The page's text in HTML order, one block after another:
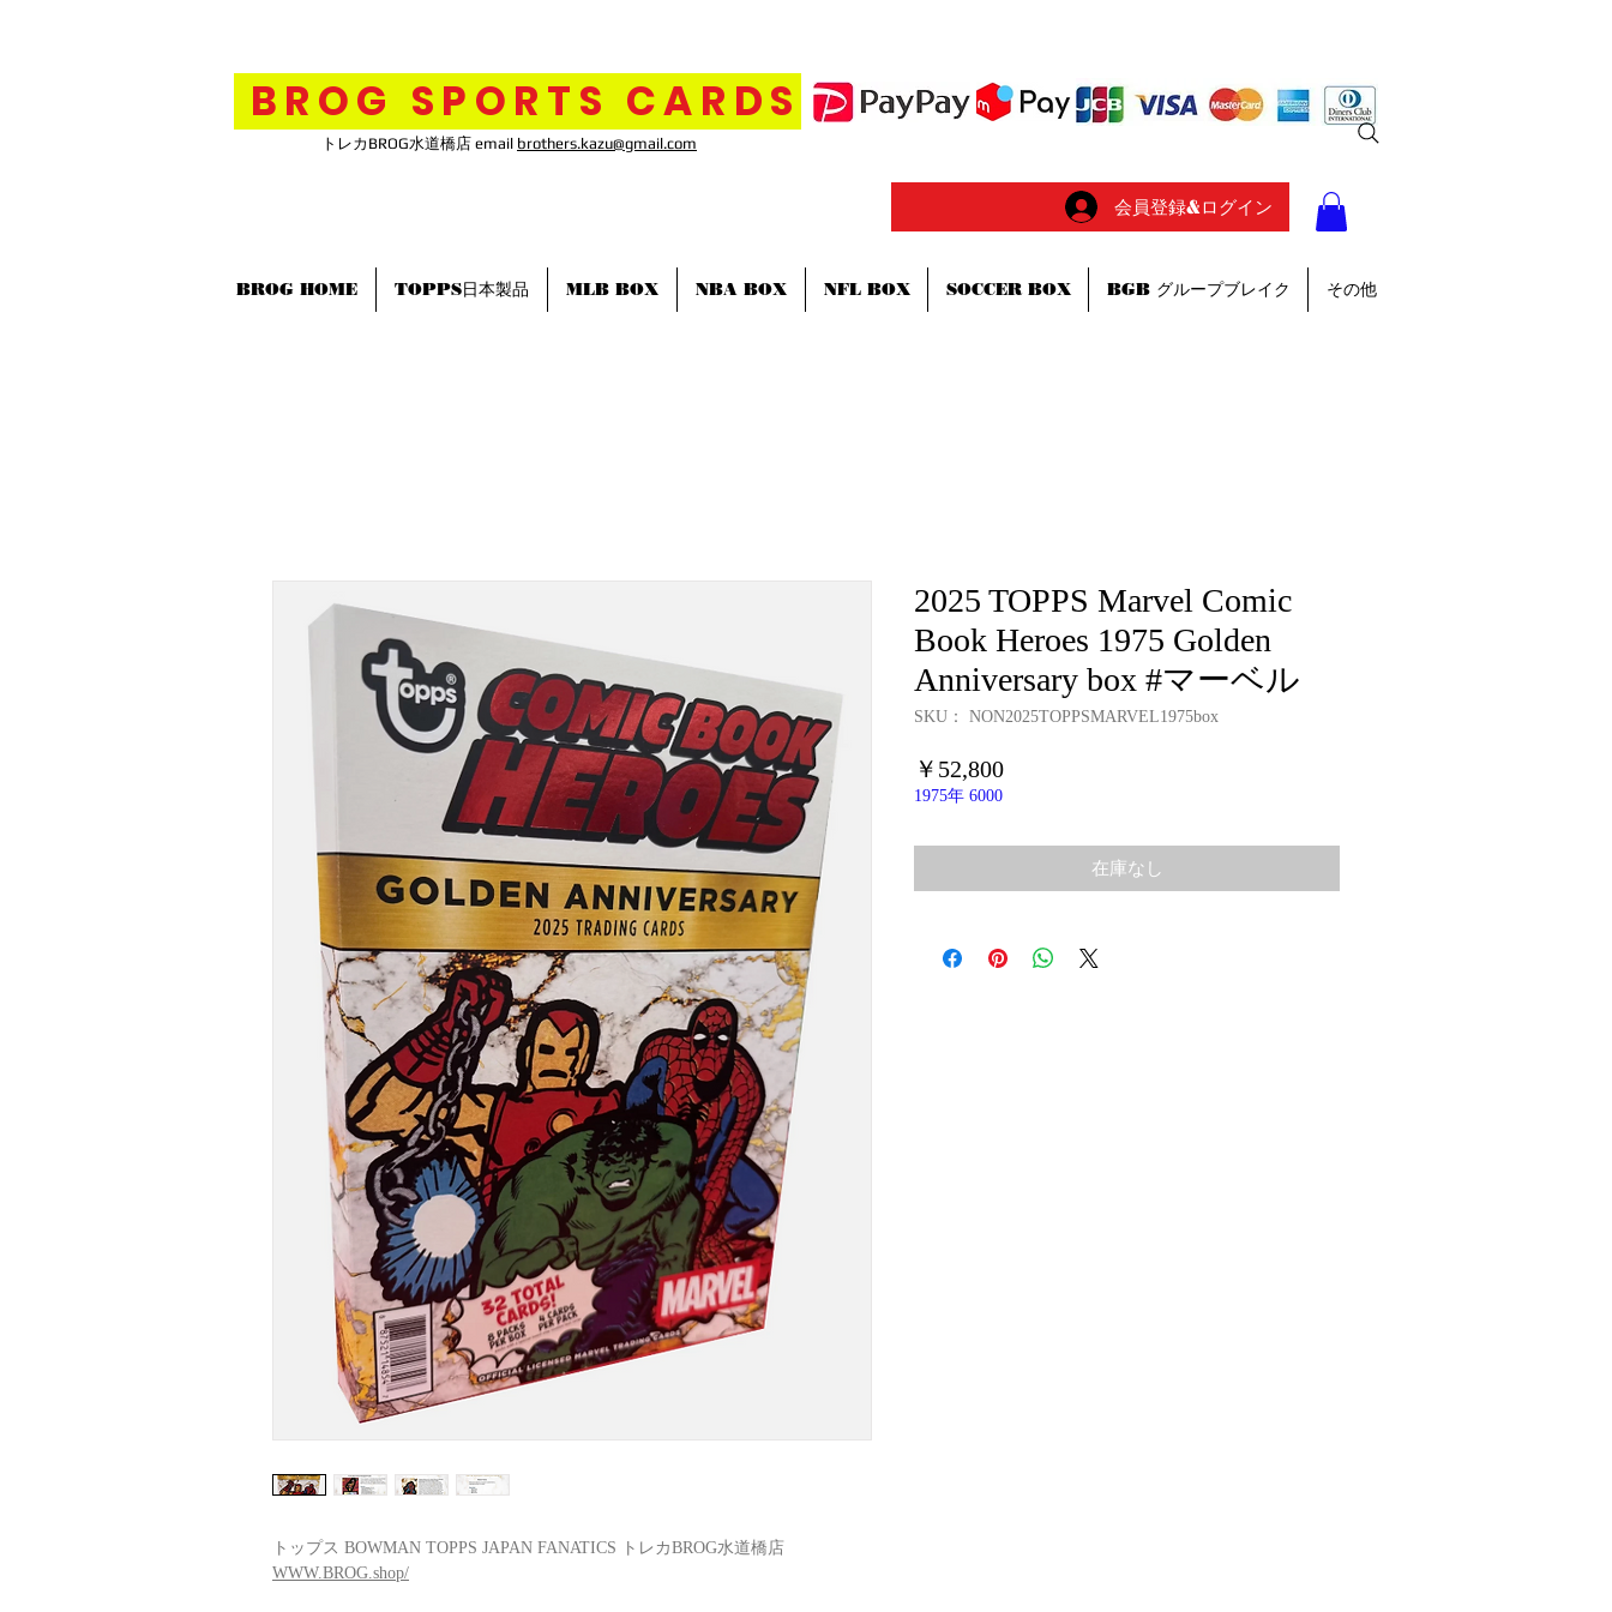
BROG SPORTS CARDS
トレカBROG水道橋店 email brothers.kazu@gmail.com
会員登録&ログイン
トップス BOWMAN TOPPS JAPAN FANATICS トレカBROG水道橋店
WWW.BROG.shop/
2025 TOPPS Marvel Comic
Book Heroes 1975 Golden
Anniversary box #マーベル
SKU： NON2025TOPPSMARVEL1975box
￥52,800価
1975年 6000
在庫なし
BROG HOME TOPPS日本製品 MLB BOX NBA BOX NFL BOX SOCCER BOX BGB グループブレイク その他